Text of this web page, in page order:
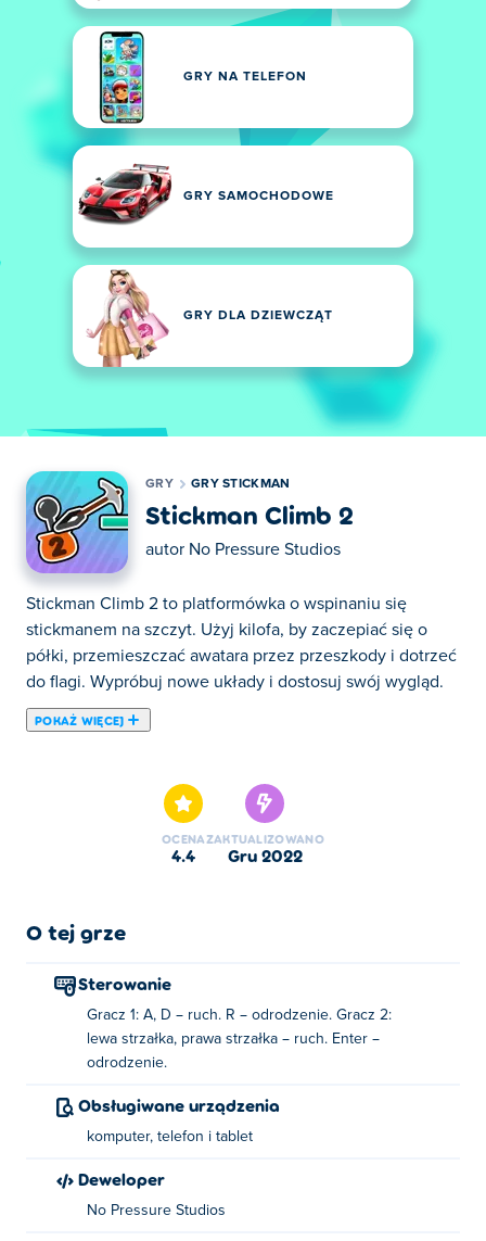
GRY NA TELEFON
GRY SAMOCHODOWE
GRY DLA DZIEWCZĄT
GRY GRY STICKMAN
Stickman Climb 2
autor No Pressure Studios
Stickman Climb 2 to platformówka o wspinaniu się
stickmanem na szczyt. Użyj kilofa, by zaczepiać się o
półki, przemieszczać awatara przez przeszkody i dotrzeć
do flagi. Wypróbuj nowe układy i dostosuj swój wygląd.
POKAŻ WIĘCEJ
OCENA
4.4
ZAKTUALIZOWANO
gru 2022
O tej grze
Sterowanie
Gracz 1: A, D – ruch. R – odrodzenie. Gracz 2:
lewa strzałka, prawa strzałka – ruch. Enter –
odrodzenie.
Obsługiwane urządzenia
komputer, telefon i tablet
Deweloper
No Pressure Studios